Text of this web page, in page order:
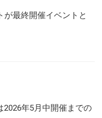
が最終開催イベントと
年5月中開催までの